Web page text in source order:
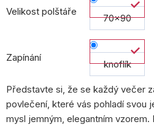
Velikost polštáře
70x90
Zapínání
knoflík
Představte si, že se každý večer
povlečení, které vás pohladí svou
mysl jemným, elegantním